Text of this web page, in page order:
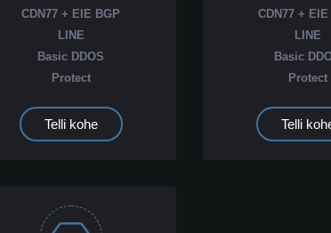
CDN77 + EIE BGP
LINE
Basic DDOS
Protect
Telli kohe
CDN77 + EIE
LINE
Basic
Protect
Telli